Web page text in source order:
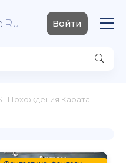
.Ru Войти
: Похождения Карата